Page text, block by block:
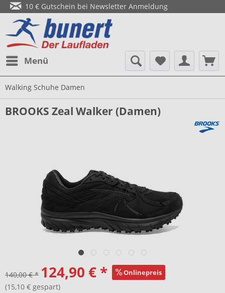
10 € Gutschein bei Newsletter Anmeldung
Menü
Walking Schuhe Damen
BROOKS Zeal Walker (Damen)
140,00 € * 124,90 € * Onlinepreis
(15,10 € gespart)